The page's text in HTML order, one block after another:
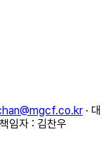
· 대
임자 : 김찬우